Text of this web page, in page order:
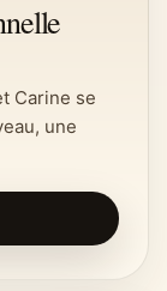
Carine se
une